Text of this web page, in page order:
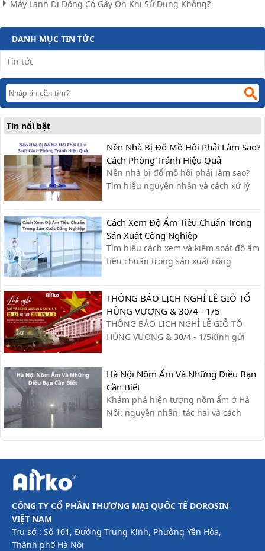
Máy Lạnh Di Động Có Gây Ồn Khi Sử Dụng Không?
DANH MỤC TIN TỨC
Tin tức
Tin nổi bật
Nền Nhà Bị Đổ Mồ Hôi Phải Làm Sao?
Cách Phòng Tránh Hiệu Quả
Nền nhà bị đổ mồ hôi phải làm sao?
Tìm hiểu nguyên nhân và cách xử lý
hiệu quả giúp sàn nhà luôn khô ráo.
Cách Xem Độ Ẩm Tiêu Chuẩn Trong
Sản Xuất Công Nghiệp
Tìm hiểu cách xem và kiểm soát độ ẩm
tiêu chuẩn trong sản xuất công
và nâng cao chất lượng sản phẩm.
THÔNG BÁO LỊCH NGHỈ LỄ GIỖ TỔ
HÙNG VƯƠNG & 30/4 - 1/5
THÔNG BÁO LỊCH NGHỈ LỄ GIỖ TỔ
HÙNG VƯƠNG & 30/4 - 1/5Kính gửi
ty xin trân trọng thông báo lịch nghỉ lễ
như sau:- Giỗ Tổ Hùng Vương: Nghỉ
ngày 26/04 – 27/04- Giải phóng miền
Nam & Quốc tế Lao động (30/4 - ...
Hà Nội Nồm Ẩm Và Những Điều Bạn
Cần Biết
Khám phá hiện tượng nồm ẩm ở Hà
Nội: nguyên nhân, tác hại và cách
cửa khô ráo, bảo vệ sức khỏe.
CÔNG TY CỔ PHẦN THƯƠNG MẠI QUỐC TẾ DOROSIN
VIỆT NAM
Trụ sở : Số 101, Đường Trung Kính, Phường Yên Hòa,
Thành phố Hà Nội